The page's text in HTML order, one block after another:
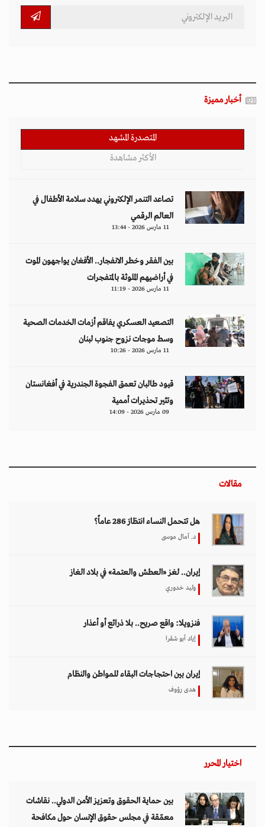
أخبار مميزة
المتصدرة المشهد
الأكثر مشاهدة
تصاعد التنمر الإلكتروني يهدد سلامة الأطفال في
العالم الرقمي
11 مارس 2026 - 13:44
بين الفقر وخطر الانفجار.. الأفغان يواجهون الموت
في أراضيهم الملوثة بالمتفجرات
11 مارس 2026 - 11:19
التصعيد العسكري يفاقم أزمات الخدمات الصحية
وسط موجات نزوح جنوب لبنان
11 مارس 2026 - 10:26
قيود طالبان تعمق الفجوة الجندرية في أفغانستان
وتثير تحذيرات أممية
09 مارس 2026 - 14:09
مقالات
هل تتحمل النساء انتظارَ 286 عاماً؟
د. آمال موسى
إيران.. لغز «العطش والعتمة» في بلاد الغاز
وليد خدوري
فنزويلا: واقع صريح.. بلا ذرائع أو أعذار
إياد أبو شقرا
إيران بين احتجاجات البقاء للمواطن والنظام
هدى رؤوف
اختيار المحرر
بين حماية الحقوق وتعزيز الأمن الدولي.. نقاشات
معمّقة في مجلس حقوق الإنسان حول مكافحة